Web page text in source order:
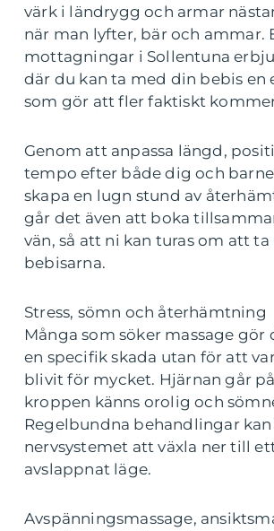
värk i ländrygg och armar
när man lyfter, bär och ammar.
mottagningar i Sollentuna
där du kan ta med din bebis en
som gör att fler faktiskt
Genom att anpassa längd,
tempo efter både dig och
skapa en lugn stund av
går det även att boka
vän, så att ni kan turas om att
bebisarna.
Stress, sömn och återhämtning
Många som söker massage gör
en specifik skada utan för att
blivit för mycket. Hjärnan går
kroppen känns orolig och
Regelbundna behandlingar
nervsystemet att växla ner till
avslappnat läge.
Avspänningsmassage,